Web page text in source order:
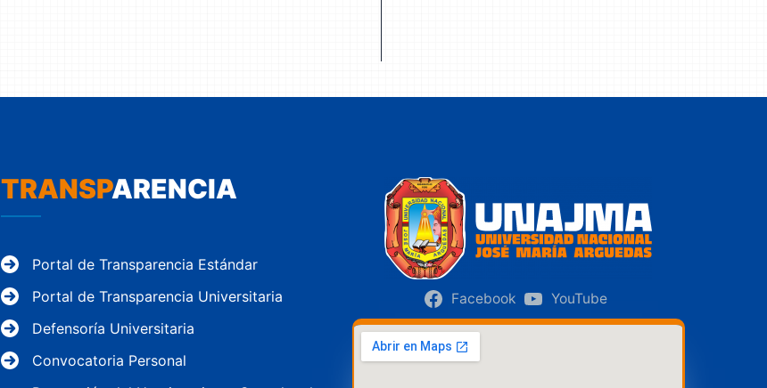
TRANSPARENCIA
Portal de Transparencia Estándar
Portal de Transparencia Universitaria
Defensoría Universitaria
Convocatoria Personal
Facebook YouTube